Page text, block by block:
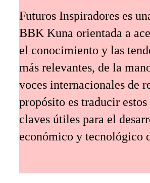
Futuros Inspiradores es
BBK Kuna orientada a
el conocimiento y las
más relevantes, de la
voces internacionales de
propósito es traducir
claves útiles para el
económico y tecnológico